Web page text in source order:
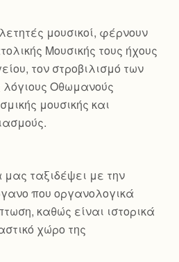
μουσικοί, φέρνουν
Μουσικής τους ήχους
τον στροβιλισμό των
λόγιους Οθωμανούς
μουσικής και
ταξιδέψει με την
που οργανολογικά
καθώς είναι ιστορικά
χώρο της